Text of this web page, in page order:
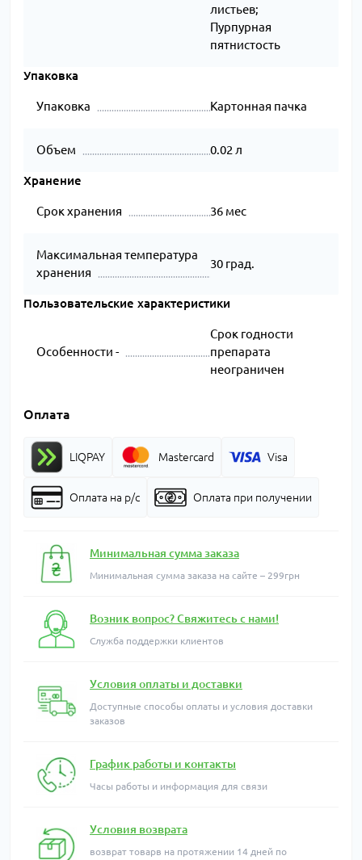
листьев;
Пурпурная
пятнистость
Упаковка
Упаковка Картонная пачка
Объем 0.02 л
Хранение
Срок хранения 36 мес
Максимальная температура
хранения
30 град.
Пользовательские характеристики
Особенности -
Срок годности
препарата
неограничен
Оплата
LIQPAY Mastercard Visa
Оплата на р/с Оплата при получении
Минимальная сумма заказа
Минимальная сумма заказа на сайте – 299грн
Возник вопрос? Свяжитесь с нами!
Служба поддержки клиентов
Условия оплаты и доставки
Доступные способы оплаты и условия доставки
заказов
График работы и контакты
Часы работы и информация для связи
Условия возврата
возврат товарв на протяжении 14 дней по